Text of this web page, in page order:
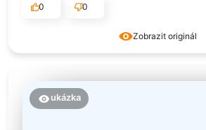
Zobrazit originál
0
0
ukázka